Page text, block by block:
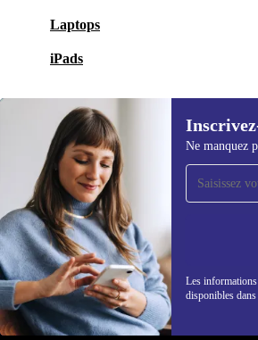
Laptops
iPads
Ne manquez
Les
disponibles
Recevoir offres et
refurbed par mail
Ne manquez plus aucune
REFURBED FRANCE -